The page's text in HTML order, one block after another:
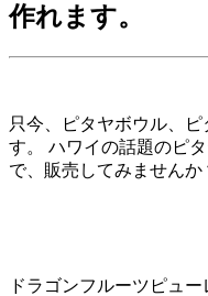
作れます。
只今、ピタヤボウル、
す。 ハワイの話題のピ
で、販売してみませんか
ドラゴンフルーツピュ